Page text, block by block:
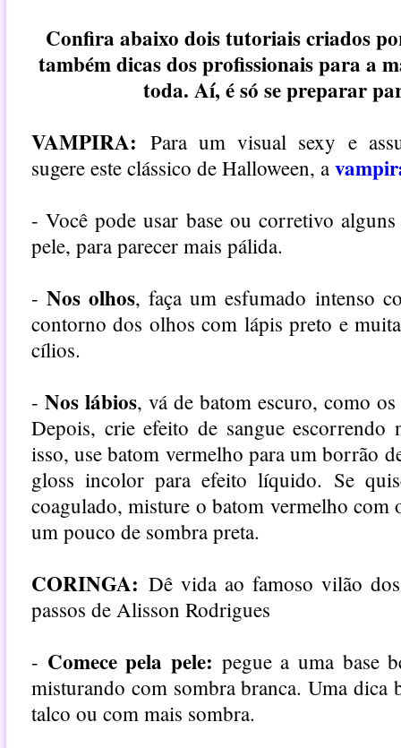
Confira abaixo dois tutoriais criados
também dicas dos profissionais para a
toda. Aí, é só se preparar
VAMPIRA:Para um visual sexy e
sugere este clássico de Halloween, a
- Você pode usar base ou corretivo
pele, para parecer mais pálida.
-Nos olhos, faça um esfumado intenso
contorno dos olhos com lápis preto e
cílios.
- Nos lábios, vá de batom escuro, como
Depois, crie efeito de sangue escorrendo
isso, use batom vermelho para um borrão
gloss incolor para efeito líquido. Se
coagulado, misture o batom vermelho com
um pouco de sombra preta.
CORINGA: Dê vida ao famoso vilão
passos de Alisson Rodrigues
- Comece pela pele: pegue a uma base
misturando com sombra branca. Uma dica
talco ou com mais sombra.